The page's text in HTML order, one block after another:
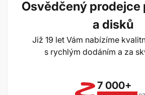
Osvědčený prodejce
a disků
Již 19 let Vám nabízíme
s rychlým dodáním a za
7 000+